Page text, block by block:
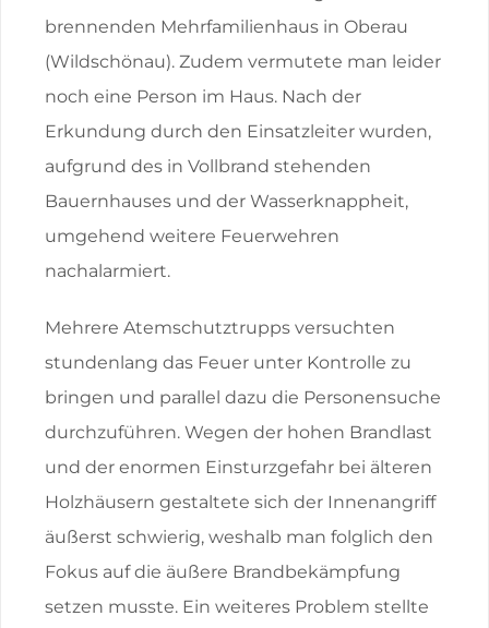
brennenden Mehrfamilienhaus in Oberau
(Wildschönau). Zudem vermutete man leider
noch eine Person im Haus. Nach der
Erkundung durch den Einsatzleiter wurden,
aufgrund des in Vollbrand stehenden
Bauernhauses und der Wasserknappheit,
umgehend weitere Feuerwehren
nachalarmiert.
Mehrere Atemschutztrupps versuchten
stundenlang das Feuer unter Kontrolle zu
bringen und parallel dazu die Personensuche
durchzuführen. Wegen der hohen Brandlast
und der enormen Einsturzgefahr bei älteren
Holzhäusern gestaltete sich der Innenangriff
äußerst schwierig, weshalb man folglich den
Fokus auf die äußere Brandbekämpfung
setzen musste. Ein weiteres Problem stellte